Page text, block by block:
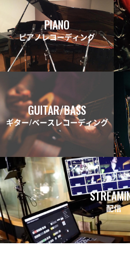
PIANO
ピアノレコーディング
GUITAR/BASS
ギター/ベースレコーディング
配信